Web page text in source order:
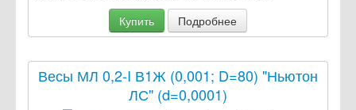
Купить
Подробнее
Весы МЛ 0,2-I В1Ж (0,001; D=80) "Ньютон
ЛС" (d=0,0001)